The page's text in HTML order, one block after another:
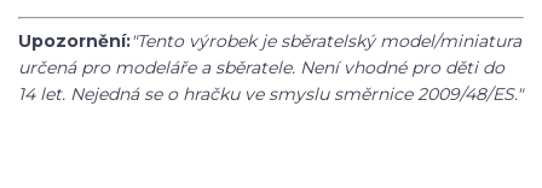
Upozornění:"Tento výrobek je sběratelský model/miniatura
určená pro modeláře a sběratele. Není vhodné pro děti do
14 let. Nejedná se o hračku ve smyslu směrnice 2009/48/ES."